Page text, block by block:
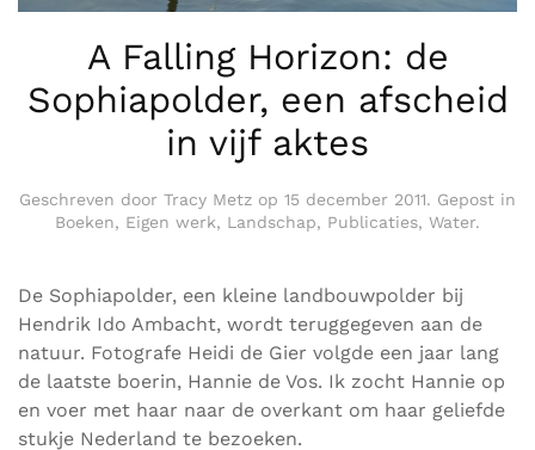
A Falling Horizon: de
Sophiapolder, een afscheid
in vijf aktes
Geschreven door Tracy Metz op 15 december 2011. Gepost in
Boeken, Eigen werk, Landschap, Publicaties, Water.
De Sophiapolder, een kleine landbouwpolder bij
Hendrik Ido Ambacht, wordt teruggegeven aan de
natuur. Fotografe Heidi de Gier volgde een jaar lang
de laatste boerin, Hannie de Vos. Ik zocht Hannie op
en voer met haar naar de overkant om haar geliefde
stukje Nederland te bezoeken.